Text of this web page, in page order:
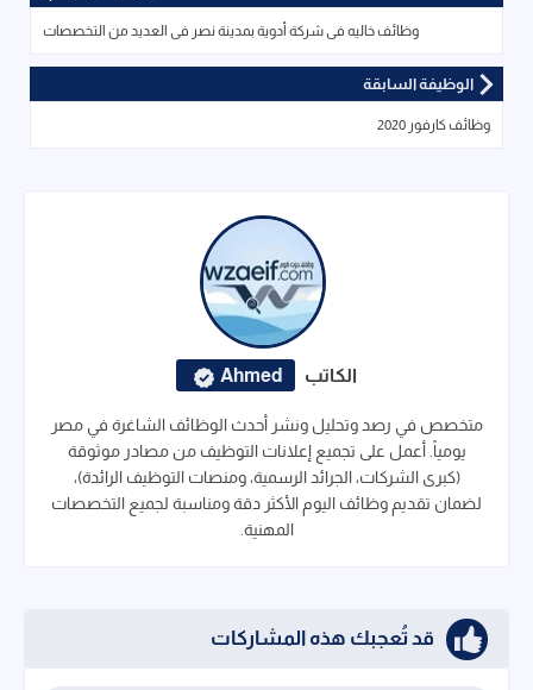
وظائف خاليه فى شركة أدوية بمدينة نصر فى العديد من التخصصات
الوظيفة السابقة
وظائف كارفور 2020
الكاتب Ahmed
متخصص في رصد وتحليل ونشر أحدث الوظائف الشاغرة في مصر
يومياً. أعمل على تجميع إعلانات التوظيف من مصادر موثوقة
(كبرى الشركات، الجرائد الرسمية، ومنصات التوظيف الرائدة)،
لضمان تقديم وظائف اليوم الأكثر دقة ومناسبة لجميع التخصصات
المهنية.
قد تُعجبك هذه المشاركات